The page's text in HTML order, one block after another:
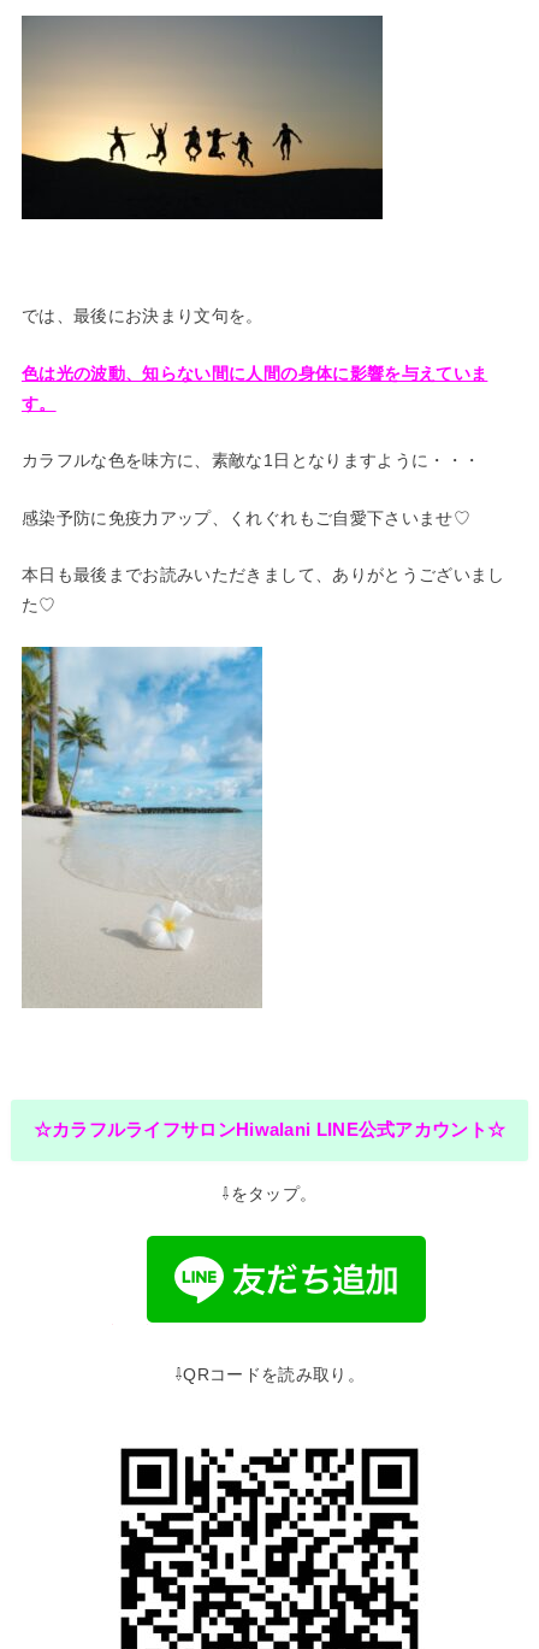
では、最後にお決まり文句を。
色は光の波動、知らない間に人間の身体に影響を与えていま
す。
カラフルな色を味方に、素敵な1日となりますように・・・
感染予防に免疫力アップ、くれぐれもご自愛下さいませ♡
本日も最後までお読みいただきまして、ありがとうございまし
た♡
☆カラフルライフサロンHiwalani LINE公式アカウント☆
⇩をタップ。
⇩QRコードを読み取り。